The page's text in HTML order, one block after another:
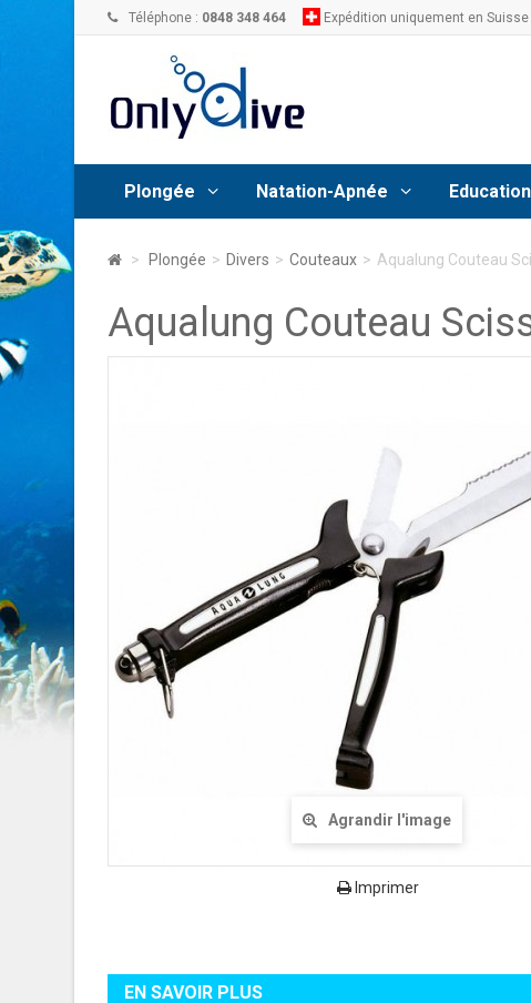
Téléphone : 0848 348 464 Expédition uniquement en Suisse
Plongée Natation-Apnée
> Plongée > Divers > Couteaux > Aqualung Couteau
Aqualung Couteau
Agrandir l'image
Imprimer
EN SAVOIR PLUS